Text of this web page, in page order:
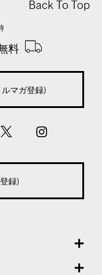
Back To Top
料
マガ登録)
録)